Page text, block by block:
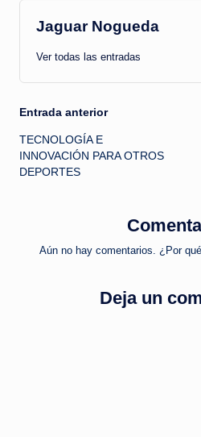
Jaguar Nogueda
Ver todas las entradas
Navegación
de
entradas
Entrada anterior
TECNOLOGÍA E
INNOVACIÓN PARA OTROS
DEPORTES
Aún no hay comentarios. ¿Por
Deja un